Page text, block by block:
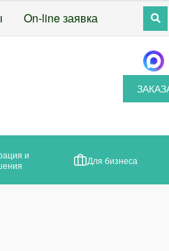
On-line заявка
и
Для бизнеса